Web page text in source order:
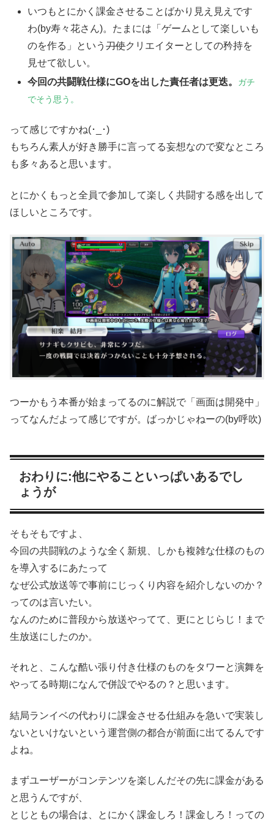
いつもとにかく課金させることばかり見え見えです
わ(by寿々花さん)。たまには「ゲームとして楽しいも
のを作る」という刀使クリエイターとしての矜持を
見せて欲しい。
今回の共闘戦仕様にGOを出した責任者は更迭。 ガチ
でそう思う。
って感じですかね(･_･)
もちろん素人が好き勝手に言ってる妄想なので変なところ
も多々あると思います。
とにかくもっと全員で参加して楽しく共闘する感を出して
ほしいところです。
つーかもう本番が始まってるのに解説で「画面は開発中」
ってなんだよって感じですが。ばっかじゃねーの(by呼吹)
おわりに:他にやることいっぱいあるでし
ょうが
そもそもですよ、
今回の共闘戦のような全く新規、しかも複雑な仕様のもの
を導入するにあたって
なぜ公式放送等で事前にじっくり内容を紹介しないのか？
ってのは言いたい。
なんのために普段から放送やってて、更にとじらじ！まで
生放送にしたのか。
それと、こんな酷い張り付き仕様のものをタワーと演舞を
やってる時期になんで併設でやるの？と思います。
結局ランイベの代わりに課金させる仕組みを急いで実装し
ないといけないという運営側の都合が前面に出てるんです
よね。
まずユーザーがコンテンツを楽しんだその先に課金がある
と思うんですが、
とじともの場合は、とにかく課金しろ！課金しろ！っての